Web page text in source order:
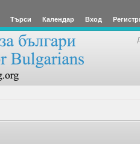
Търси Календар Вход